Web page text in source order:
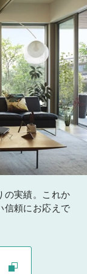
の実績。これか
信頼にお応えで